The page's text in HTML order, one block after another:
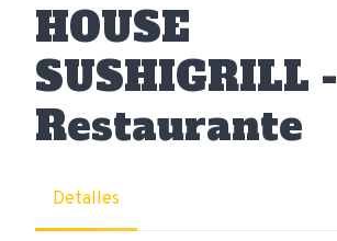
HOUSE
SUSHIGRILL -
Restaurante
Detalles